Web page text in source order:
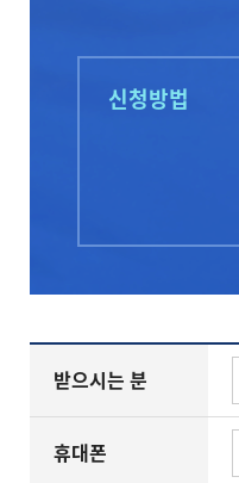
신청방법
받으시는 분
휴대폰